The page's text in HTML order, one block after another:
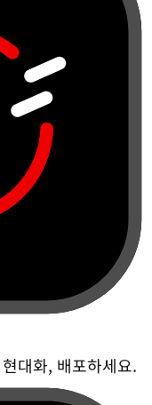
대화, 배포하세요.